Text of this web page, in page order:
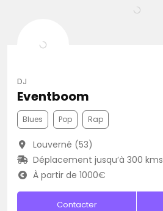
DJ
Eventboom
Blues Pop Rap
Louverné (53)
Déplacement jusqu’à 300 kms
À partir de 1000€
Contacter